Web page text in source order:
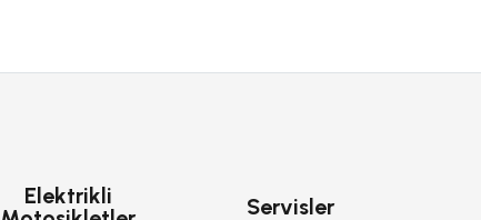
Elektrikli
Servisler